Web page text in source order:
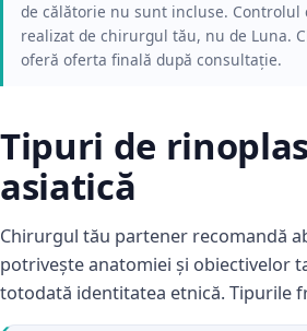
de călătorie nu sunt incluse. Controlul
realizat de chirurgul tău, nu de Luna.
oferă oferta finală după consultație.
Tipuri de
asiatică
Chirurgul tău partener recomandă
potrivește anatomiei și obiectivelor
totodată identitatea etnică. Tipurile